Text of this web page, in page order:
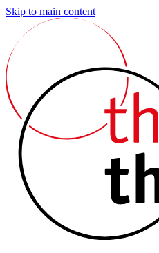
Skip to main content